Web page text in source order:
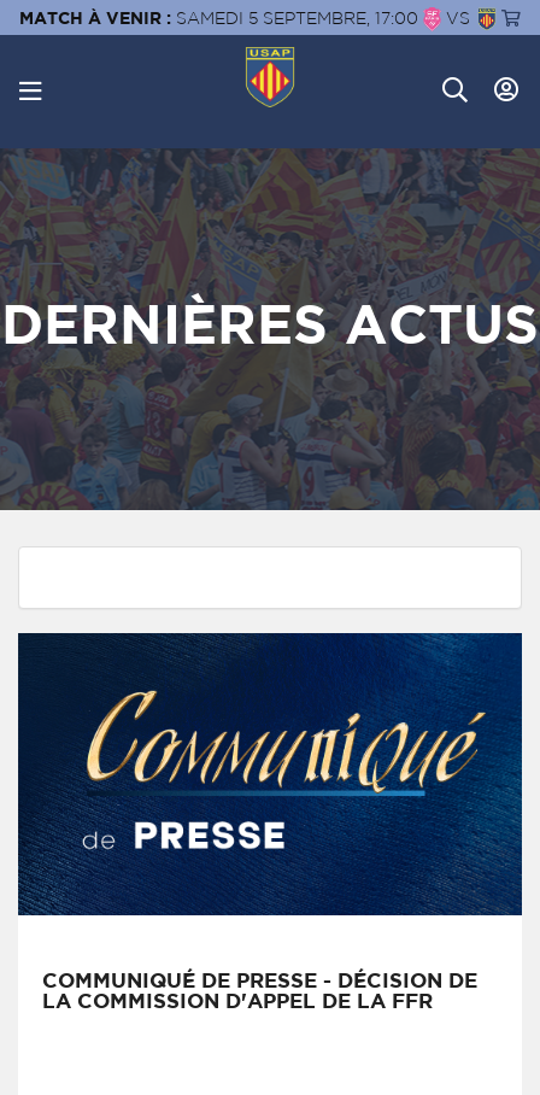
MATCH À VENIR : SAMEDI 5 SEPTEMBRE, 17:00 VS
DERNIÈRES ACTUS
COMMUNIQUÉ DE PRESSE - DÉCISION DE
LA COMMISSION D'APPEL DE LA FFR